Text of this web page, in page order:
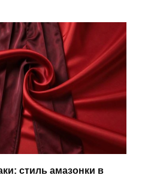
стиль амазонки в